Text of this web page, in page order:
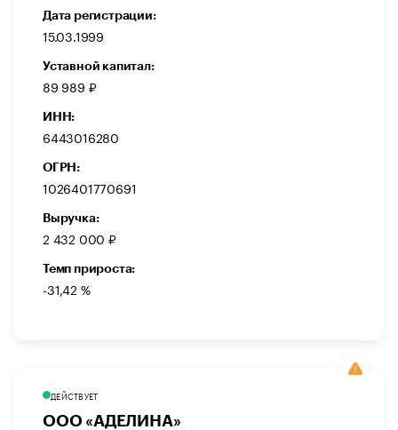
Дата регистрации:
15.03.1999
Уставной капитал:
89 989 ₽
ИНН:
6443016280
ОГРН:
1026401770691
Выручка:
2 432 000 ₽
Темп прироста:
-31,42 %
ДЕЙСТВУЕТ
ООО «АДЕЛИНА»